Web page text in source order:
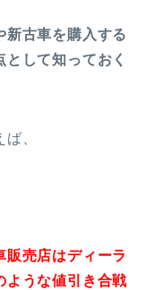
新古車を購入する
して知っておく
、
販売店はディーラ
ような値引き合戦